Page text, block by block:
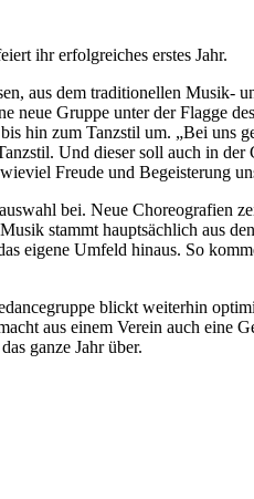
ihr erfolgreiches erstes Jahr.
aus dem traditionellen Musik-
Gruppe unter der Flagge
hin zum Tanzstil um. „Bei
Und dieser soll auch in
Freude und Begeisterung
bei. Neue Choreografien
stammt hauptsächlich aus
eigene Umfeld hinaus. So
blickt weiterhin
aus einem Verein auch eine
ganze Jahr über.